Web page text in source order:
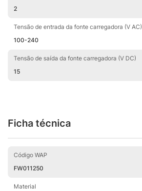
2
Tensão de entrada da fonte carregadora (V AC)
100-240
Tensão de saída da fonte carregadora (V DC)
15
Ficha técnica
Código WAP
FW011250
Material